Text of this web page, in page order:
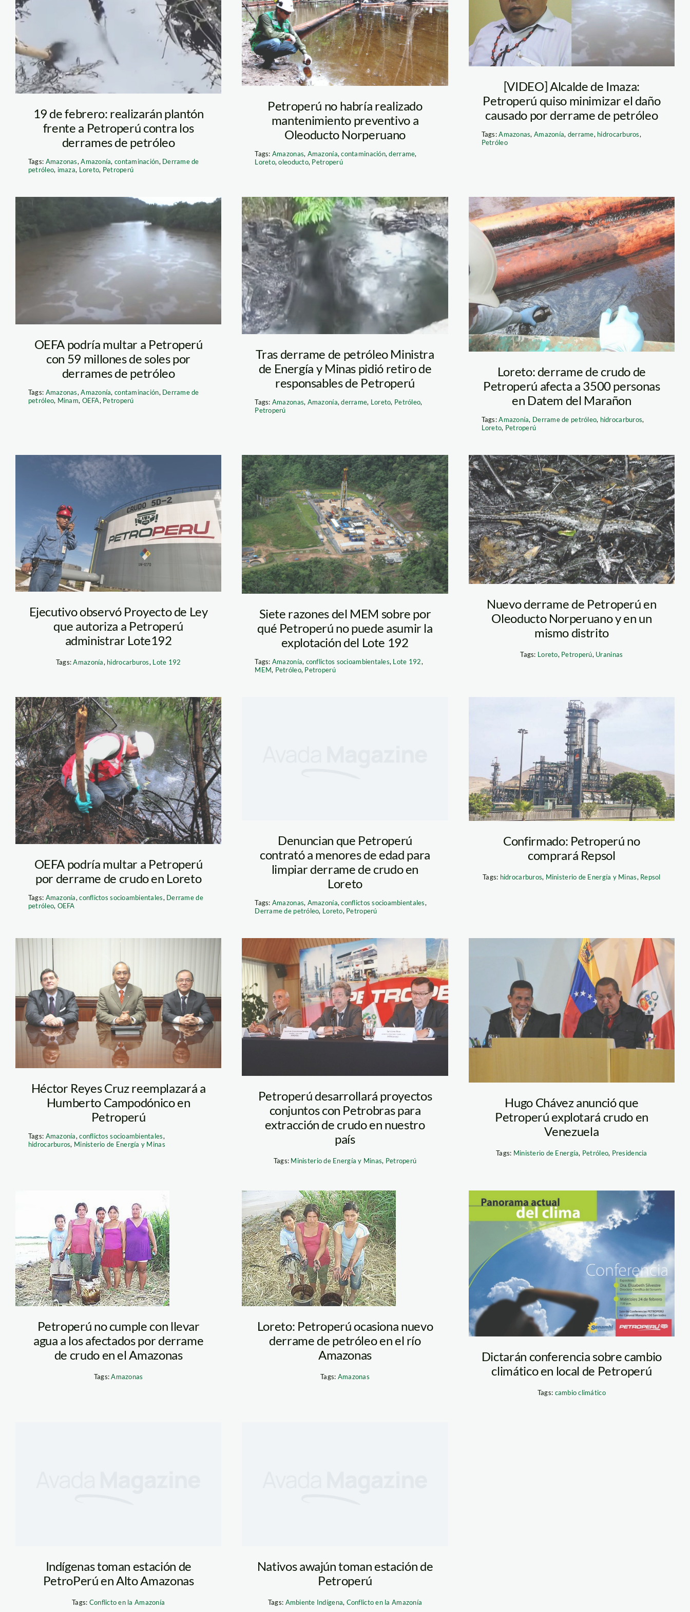
19 de febrero: realizarán plantón
frente a Petroperú contra los
derrames de petróleo
Tags: Amazonas,Amazonía, contaminación, Derrame de
petróleo, imaza, Loreto, Petroperú
realizar
mantenimiento a
Oleoducto
Norperuano.
Foto: Andina.
a
Petroperú no habría realizado
mantenimiento preventivo a
Oleoducto Norperuano
Tags: Amazonas, Amazonía,contaminación,derrame,
Loreto,oleoducto, Petroperú
[VIDEO] Alcalde de Imaza:
Petroperú quiso minimizar el daño
causado por derrame de petróleo
Tags:Amazonas, Amazonía, derrame, hidrocarburos,
Petróleo
derrame de
petroperu
OEFA podría multar a Petroperú
con 59 millones de soles por
derrames de petróleo
Tags: Amazonas,Amazonía, contaminación, Derrame de
petróleo, Minam, OEFA, Petroperú
derrame de
petróleo
amazonas
Tras derrame de petróleo Ministra
de Energía y Minas pidió retiro de
responsables de Petroperú
Tags: Amazonas, Amazonía,derrame, Loreto, Petróleo,
Petroperú
derrame loreto
Loreto: derrame de crudo de
Petroperú afecta a 3500 personas
en Datem del Marañon
Tags:Amazonía, Derrame de petróleo, hidrocarburos,
Loreto, Petroperú
Petroperú Lote
192
Ejecutivo observó Proyecto de Ley
que autoriza a Petroperú
administrar Lote192
Tags:Amazonía, hidrocarburos, Lote 192
Lote 192_Andina
Siete razones del MEM sobre por
qué Petroperú no puede asumir la
explotación del Lote 192
Tags: Amazonía, conflictos socioambientales, Lote 192,
MEM, Petróleo, Petroperú
uraninas_derrame
de petróleo
Nuevo derrame de Petroperú en
Oleoducto Norperuano y en un
mismo distrito
Tags: Loreto, Petroperú, Uraninas
toma de oefa
pluspetrol
OEFA podría multar a Petroperú
por derrame de crudo en Loreto
Tags: Amazonía,conflictos socioambientales, Derrame de
petróleo, OEFA
Denuncian que Petroperú
contrató a menores de edad para
limpiar derrame de crudo en
Loreto
Tags: Amazonas, Amazonía,conflictos socioambientales,
Derrame de petróleo, Loreto, Petroperú
repsol_pampilla
Confirmado: Petroperú no
comprará Repsol
Tags: hidrocarburos, Ministerio de Energía y Minas, Repsol
petroperu_presidente_MEM
Héctor Reyes Cruz reemplazará a
Humberto Campodónico en
Petroperú
Tags: Amazonía,conflictos socioambientales,
hidrocarburos, Ministerio de Energía y Minas
campodónico_petroperu_andina
Petroperú desarrollará proyectos
conjuntos con Petrobras para
extracción de crudo en nuestro
país
Tags: Ministerio de Energía y Minas, Petroperú
reunion-ollanta-
humala-y-hugo-
chavez
Hugo Chávez anunció que
Petroperú explotará crudo en
Venezuela
Tags: Ministerio de Energía, Petróleo, Presidencia
santa
clara_derrame
de
petroleo_pro&contra
Petroperú no cumple con llevar
agua a los afectados por derrame
de crudo en el Amazonas
Tags:Amazonas
derrame de
petroleo_pro&contra
Loreto: Petroperú ocasiona nuevo
derrame de petróleo en el río
Amazonas
Tags: Amazonas
afiches senamhi
Dictarán conferencia sobre cambio
climático en local de Petroperú
Tags: cambio climático
Indígenas toman estación de
PetroPerú en Alto Amazonas
Tags: Conflicto en la Amazonía
Nativos awajún toman estación de
Petroperú
Tags: Ambiente Indígena, Conflicto en la Amazonía